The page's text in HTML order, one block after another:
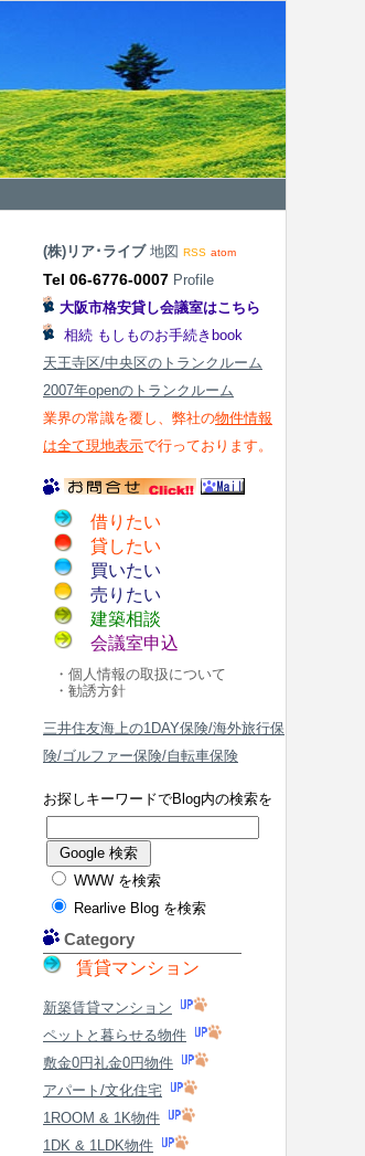
(株)リア･ライブ 地図 RSS atom
Tel 06-6776-0007 Profile
大阪市格安貸し会議室はこちら
相続 もしものお手続きbook
天王寺区/中央区のトランクルーム
2007年openのトランクルーム
業界の常識を覆し、弊社の物件情報
は全て現地表示で行っております。
借りたい
貸したい
買いたい
売りたい
建築相談
会議室申込
・個人情報の取扱について
・勧誘方針
三井住友海上の1DAY保険/海外旅行保
険/ゴルファー保険/自転車保険
お探しキーワードでBlog内の検索を
WWW を検索
Rearlive Blog を検索
Category
賃貸マンション
新築賃貸マンション
ペットと暮らせる物件
敷金0円礼金0円物件
アパート/文化住宅
1ROOM & 1K物件
1DK & 1LDK物件